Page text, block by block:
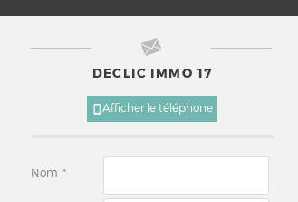
DECLIC IMMO 17
Afficher le téléphone
Nom *